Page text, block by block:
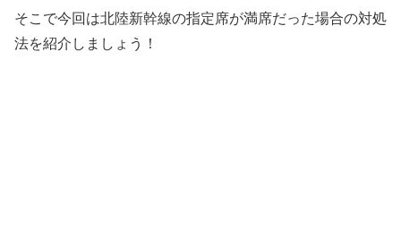
そこで今回は北陸新幹線の指定席が満席だった場合の対処
法を紹介しましょう！